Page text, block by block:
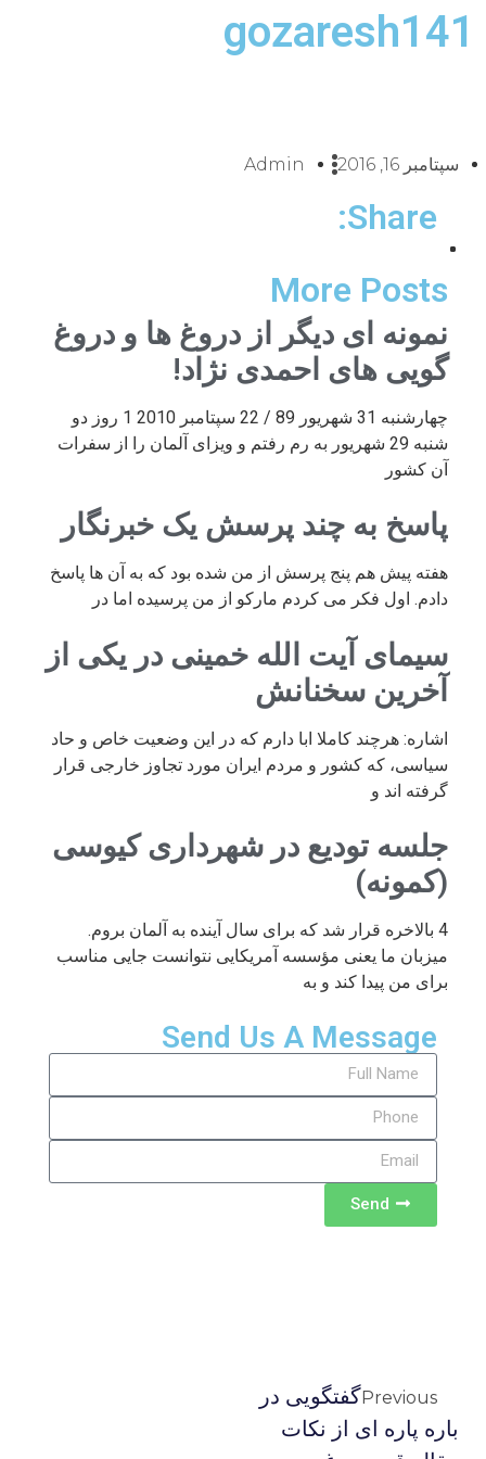
gozaresh141
سپتامبر 16, 2016 Admin
Share:
More Posts
نمونه ای دیگر از دروغ ها و دروغ
گویی های احمدی نژاد!
چهارشنبه 31 شهریور 89 / 22 سپتامبر 2010 1 روز دو
شنبه 29 شهریور به رم رفتم و ویزای آلمان را از سفرات
آن کشور
پاسخ به چند پرسش یک خبرنگار
هفته پیش هم پنج پرسش از من شده بود که به آن ها پاسخ
دادم. اول فکر می کردم مارکو از من پرسیده اما در
سیمای آیت الله خمینی در یکی از
آخرین سخنانش
اشاره: هرچند کاملا ابا دارم که در این وضعیت خاص و حاد
سیاسی، که کشور و مردم ایران مورد تجاوز خارجی قرار
گرفته اند و
جلسه تودیع در شهرداری کیوسی
(کمونه)
4 بالاخره قرار شد که برای سال آینده به آلمان بروم.
میزبان ما یعنی مؤسسه آمریکایی نتوانست جایی مناسب
برای من پیدا کند و به
Send Us A Message
Send
Previousگفتگویی در
باره پاره ای از نکات